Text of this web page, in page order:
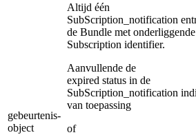
gebeurtenis-
object
Altijd één
SubScription_notification
de Bundle met onderliggende
Subscription identifier.
Aanvullende de
expired status in de
SubScription_notification
van toepassing
of